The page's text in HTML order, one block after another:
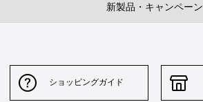
新製品・キャンペーン
ショッピングガイド